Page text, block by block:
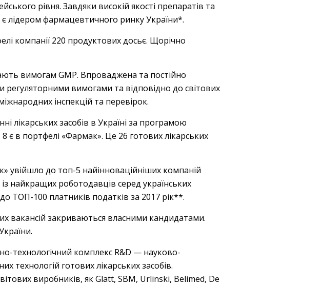
рівня. Завдяки високій якості препаратів та
лідером фармацевтичного ринку України*.
компанії 220 продуктових досьє. Щорічно
вимогам GMP. Впроваджена та постійно
регуляторними вимогами та відповідно до світових
інспекцій та перевірок.
лікарських засобів в Україні за програмою
є в портфелі «Фармак». Це 26 готових лікарських
увійшло до топ-5 найінноваційніших компаній
найкращих роботодавців серед українських
100 платників податків за 2017 рік**.
вакансій закриваються власними кандидатами.
технологічний комплекс R&D — науково-
технологій готових лікарських засобів.
виробників, як Glatt, SBM, Urlinski, Belimed, De